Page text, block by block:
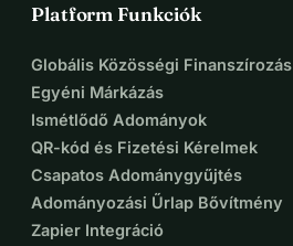
Platform Funkciók
Globális Közösségi Finanszírozás
Egyéni Márkázás
Ismétlődő Adományok
QR-kód és Fizetési Kérelmek
Csapatos Adománygyűjtés
Adományozási Űrlap Bővítmény
Zapier Integráció